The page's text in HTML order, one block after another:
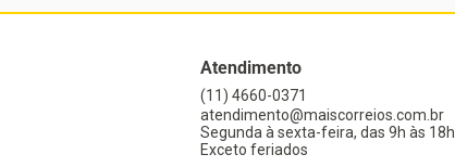
Atendimento
(11) 4660-0371
atendimento@maiscorreios.com.br
Segunda à sexta-feira, das 9h às 18h.
Exceto feriados